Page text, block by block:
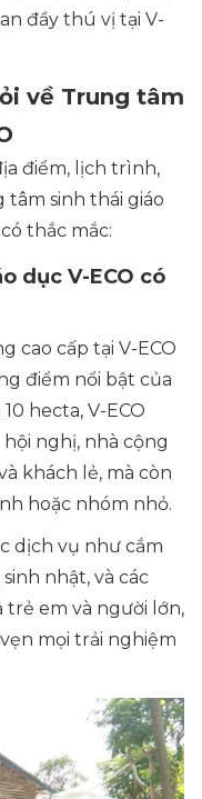
đầy thú vị tại V-
về Trung tâm
điểm, lịch trình,
sinh thái giáo
thắc mắc:
dục V-ECO có
cao cấp tại V-ECO
điểm nổi bật của
hecta, V-ECO
nghị, nhà cộng
khách lẻ, mà còn
hoặc nhóm nhỏ.
dịch vụ như cắm
nhật, và các
em và người lớn,
mọi trải nghiệm